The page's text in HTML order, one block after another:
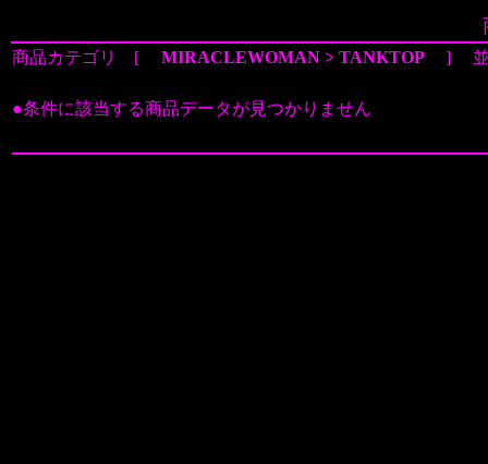
商品カテゴリ [ MIRACLEWOMAN > TANKTOP ] 並
●条件に該当する商品データが見つかりません